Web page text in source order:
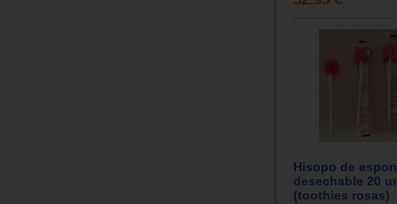
Hisopo de
desechable 20
(toothies rosas)